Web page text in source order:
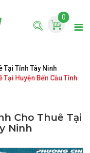
0
Tại Tỉnh Tây Ninh
Tại Huyện Bến Cầu Tỉnh
Cho Thuê Tại
Ninh